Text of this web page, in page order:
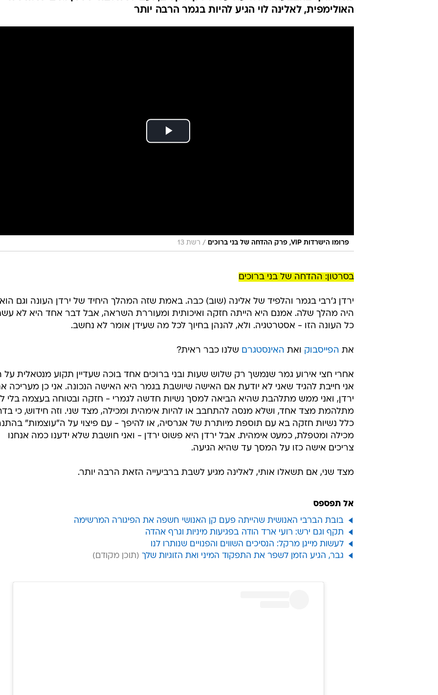
האולימפית, לאלינה לוי הגיע להיות בגמר הרבה יותר
פרומו הישרדות VIP, פרק ההדחה של בני ברוכים / רשת 13
בסרטון: ההדחה של בני ברוכים
ירדן ג'רבי בגמר והלפיד של אלינה (שוב) כבה. באמת שזה המהלך היחיד של ירדן העונה וגם
היה מהלך שלה. אמנם היא הייתה חזקה ואיכותית ומעוררת השראה, אבל דבר אחד היא לא
כל העונה הזו - אסטרטגיה. ולא, להנהן בחיוך לכל מה שעידן אומר לא נחשב.
את הפייסבוק ואת האינסטגרם שלנו כבר ראית?
אחרי חצי אירוע גמר שנמשך רק שלוש שעות ובני ברוכים אחד בוכה שעדיין תקוע מנטאלית על
אני חייבת להגיד שאני לא יודעת אם האישה שיושבת בגמר היא האישה הנכונה. אני כן מעריכה
ירדן, ואני ממש מתלהבת שהיא הביאה למסך נשיות חדשה לגמרי - חזקה ובטוחה בעצמה בלי
מתלהמת מצד אחד, ושלא מנסה להתחבב או להיות אימהית ומכילה, מצד שני. וזה חידוש, כי
כלל נשיות חזקה בא עם תוספת מיותרת של אגרסיה, או להיפך - עם פיצוי על ה"עוצמות"
מכילה ומטפלת, כמעט אימהית. אבל ירדן היא פשוט ירדן - ואני חושבת שלא ידענו כמה אנחנו
צריכים אישה כזו על המסך עד שהיא הגיעה.
מצד שני, אם תשאלו אותי, לאלינה מגיע לשבת ברביעייה הזאת הרבה יותר.
אל תפספס
בובת הברבי האנושית שהייתה פעם קן האנושי חשפה את הפיגורה המרשימה
תקף וגם ירש: רועי ארד הודה בפגיעות מיניות וגרף אהדה
לעשות מייגן מרקל: הנסיכים השווים והפנויים שנותרו לנו
גבר, הגיע הזמן לשפר את התפקוד המיני ואת הזוגיות שלך